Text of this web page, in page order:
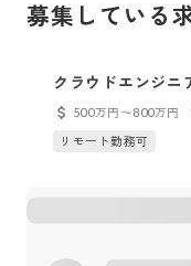
募集している
クラウドエンジニ
ンアーキテクト
500万円〜800万円
リモート勤務可